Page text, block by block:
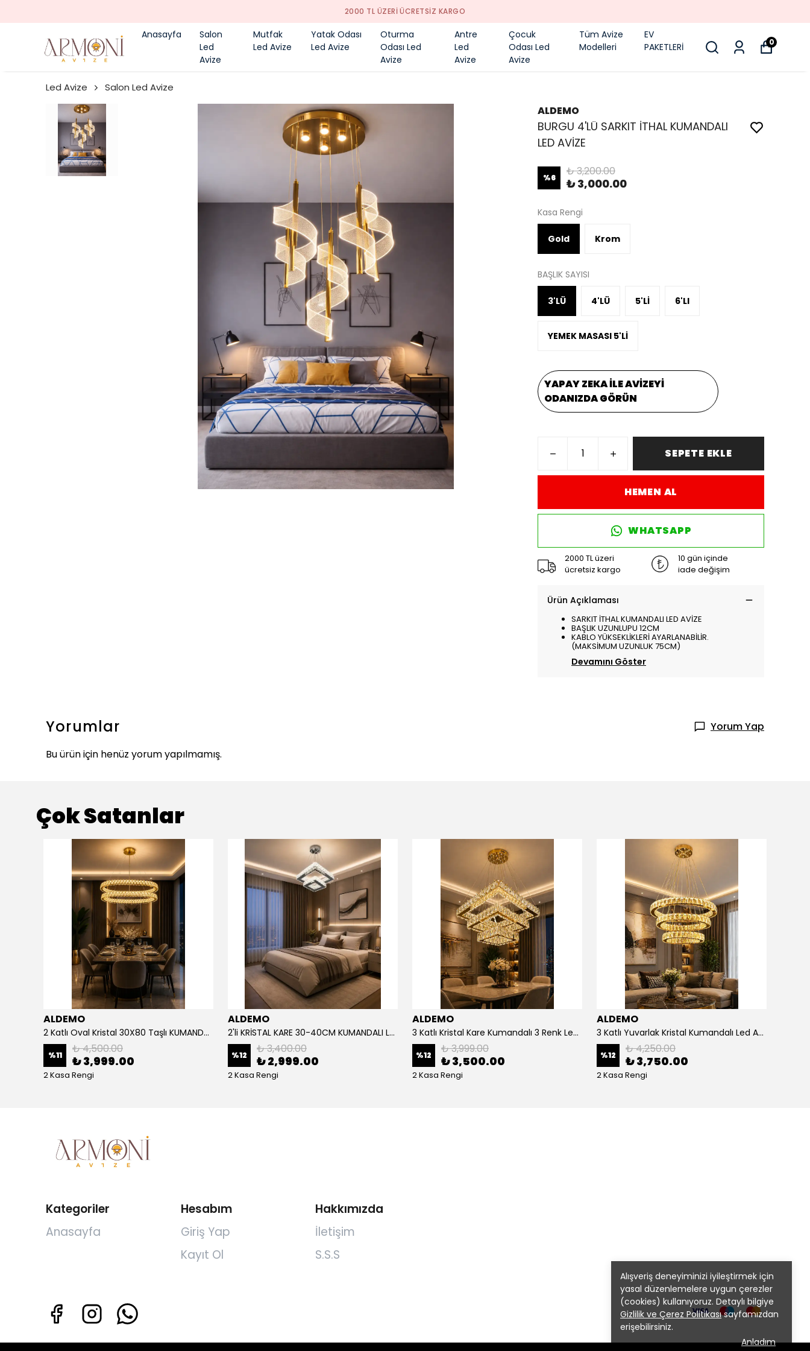
YENI SEZON ÜRÜNLER
Anasayfa
Salon
Led
Avize
Mutfak
Led Avize
Yatak Odası
Led Avize
Oturma
Odası Led
Avize
Antre
Led
Avize
Çocuk
Odası Led
Avize
Tüm Avize
Modelleri
EV
PAKETLERİ
0
Alışveriş deneyiminizi iyileştirmek için
yasal düzenlemelere uygun çerezler
(cookies) kullanıyoruz. Detaylı bilgiye
Gizlilik ve Çerez Politikasısayfamızdan
erişebilirsiniz.
Anladım
Led Avize Salon Led Avize
ALDEMO
BURGU 4'LÜ SARKIT İTHAL KUMANDALI
LED AVİZE
%6 ₺ 3,200.00
₺ 3,000.00
Kasa Rengi
Gold Krom
BAŞLIK SAYISI
3'LÜ 4'LÜ 5'Lİ 6'LI
YEMEK MASASI 5'Lİ
YAPAY ZEKA İLE AVİZEYİ
ODANIZDA GÖRÜN
SEPETE EKLE
HEMEN AL
WHATSAPP
2000 TL üzeri
ücretsiz kargo
10 gün içinde
iade değişim
Ürün Açıklaması
SARKIT İTHAL KUMANDALI LED AVİZE
BAŞLIK UZUNLUPU 12CM
KABLO YÜKSEKLİKLERİ AYARLANABİLİR.
(MAKSİMUM UZUNLUK 75CM)
Devamını Göster
Yorumlar
Yorum Yap
Bu ürün için henüz yorum yapılmamış.
Çok Satanlar
ALDEMO
2 Katlı Oval Kristal 30X80 Taşlı KUMANDALI Led Avize
%11 ₺ 4,500.00
₺ 3,999.00
2 Kasa Rengi
ALDEMO
2'li KRİSTAL KARE 30-40CM KUMANDALI LED AVİZE
%12 ₺ 3,400.00
₺ 2,999.00
2 Kasa Rengi
ALDEMO
3 Katlı Kristal Kare Kumandalı 3 Renk Led Avize
%12 ₺ 3,999.00
₺ 3,500.00
2 Kasa Rengi
ALDEMO
3 Katlı Yuvarlak Kristal Kumandalı Led Avize
%12 ₺ 4,250.00
₺ 3,750.00
2 Kasa Rengi
Kategoriler
Anasayfa
Hesabım
Giriş Yap
Kayıt Ol
Hakkımızda
İletişim
S.S.S